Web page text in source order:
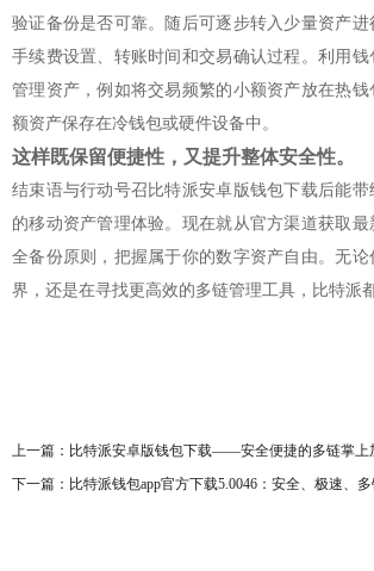
验证备份是否可靠。随后可逐步转入少量资产
手续费设置、转账时间和交易确认过程。利用
管理资产，例如将交易频繁的小额资产放在热
额资产保存在冷钱包或硬件设备中。
这样既保留便捷性，又提升整体安全性。
结束语与行动号召比特派安卓版钱包下载后能
的移动资产管理体验。现在就从官方渠道获取
全备份原则，把握属于你的数字资产自由。无
界，还是在寻找更高效的多链管理工具，比特派
上一篇： 比特派安卓版钱包下载——安全便捷的多链掌上
下一篇： 比特派钱包app官方下载5.0046：安全、极速、